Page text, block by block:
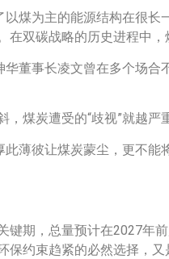
以煤为主的能源结构在很
双碳战略的历史进程中，
华董事长凌文曾在多个场
煤炭遭受的“歧视”就越
此薄彼让煤炭蒙尘，更不
键期，总量预计在2027年
保约束趋紧的必然选择，